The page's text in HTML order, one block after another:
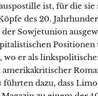
ist, für die
des 20.
Sowjetunion
wo er als
amerikakritischer
führten dazu, dass